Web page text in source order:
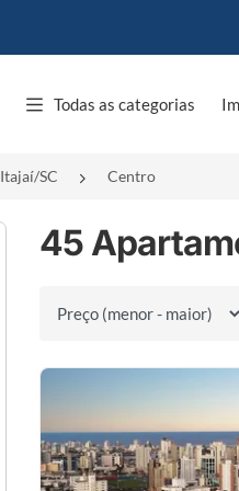
Todas as categorias
Itajaí/SC Centro
45
Ordenar por